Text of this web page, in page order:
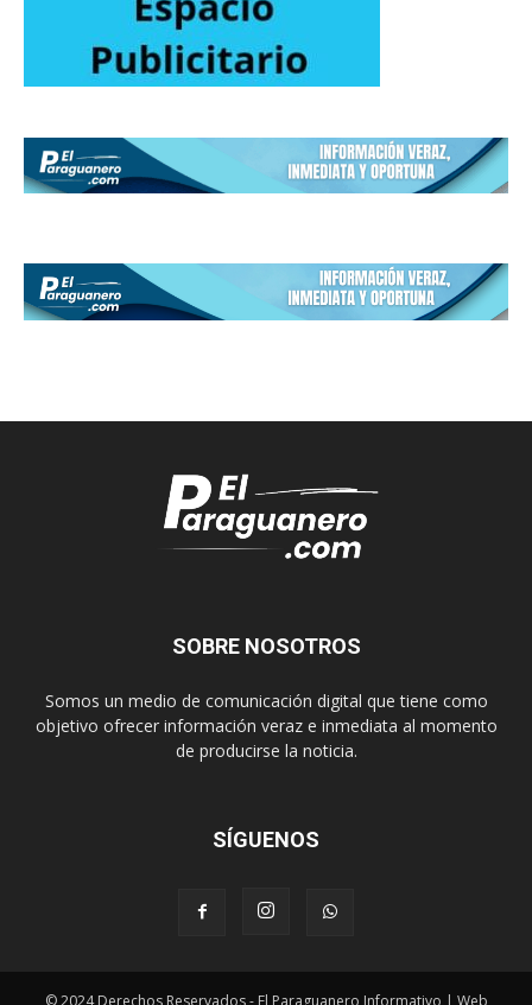
SOBRE NOSOTROS
Somos un medio de comunicación digital que tiene como
objetivo ofrecer información veraz e inmediata al momento
de producirse la noticia.
SÍGUENOS
© 2024 Derechos Reservados - El Paraguanero Informativo | Web